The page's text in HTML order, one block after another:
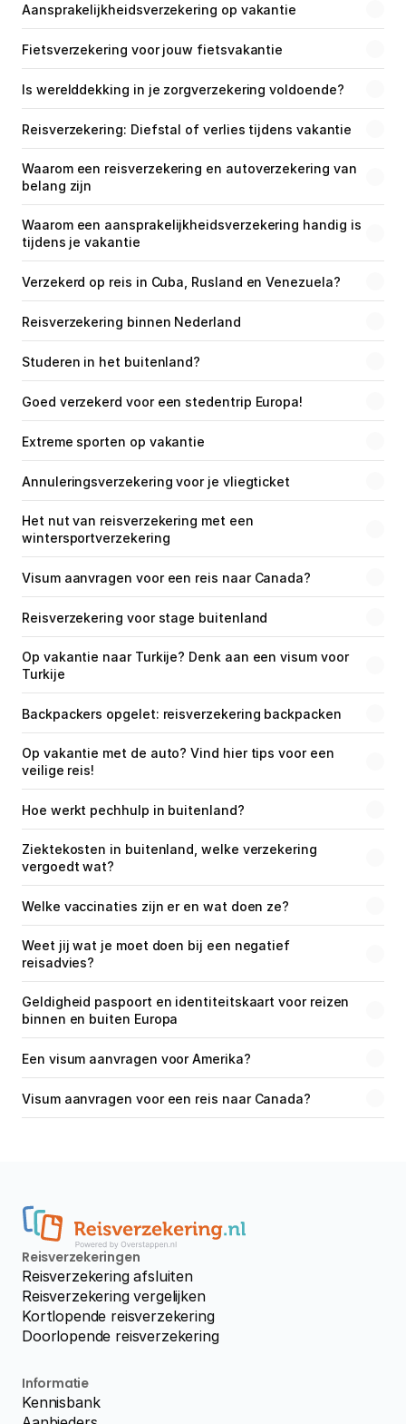
Aansprakelijkheidsverzekering op vakantie
Fietsverzekering voor jouw fietsvakantie
Is werelddekking in je zorgverzekering voldoende?
Reisverzekering: Diefstal of verlies tijdens vakantie
Waarom een reisverzekering en autoverzekering van
belang zijn
Waarom een aansprakelijkheidsverzekering handig is
tijdens je vakantie
Verzekerd op reis in Cuba, Rusland en Venezuela?
Reisverzekering binnen Nederland
Studeren in het buitenland?
Goed verzekerd voor een stedentrip Europa!
Extreme sporten op vakantie
Annuleringsverzekering voor je vliegticket
Het nut van reisverzekering met een
wintersportverzekering
Visum aanvragen voor een reis naar Canada?
Reisverzekering voor stage buitenland
Op vakantie naar Turkije? Denk aan een visum voor
Turkije
Backpackers opgelet: reisverzekering backpacken
Op vakantie met de auto? Vind hier tips voor een
veilige reis!
Hoe werkt pechhulp in buitenland?
Ziektekosten in buitenland, welke verzekering
vergoedt wat?
Welke vaccinaties zijn er en wat doen ze?
Weet jij wat je moet doen bij een negatief
reisadvies?
Geldigheid paspoort en identiteitskaart voor reizen
binnen en buiten Europa
Een visum aanvragen voor Amerika?
Visum aanvragen voor een reis naar Canada?
Reisverzekeringen
Reisverzekering afsluiten
Reisverzekering vergelijken
Kortlopende reisverzekering
Doorlopende reisverzekering
Informatie
Kennisbank